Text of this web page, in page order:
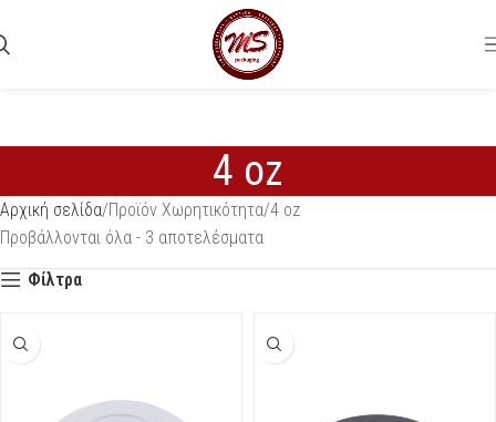
4 oz
Αρχική σελίδα Προϊόν Χωρητικότητα 4 oz
Προβάλλονται όλα - 3 αποτελέσματα
Φίλτρα